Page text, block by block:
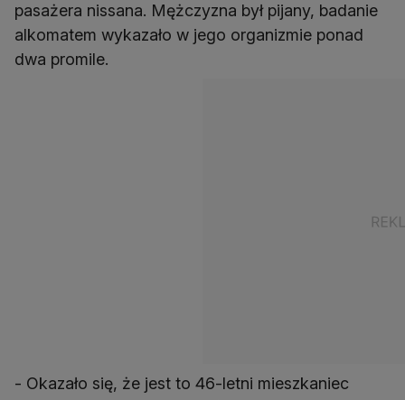
pasażera nissana. Mężczyzna był pijany, badanie
alkomatem wykazało w jego organizmie ponad
dwa promile.
- Okazało się, że jest to 46-letni mieszkaniec